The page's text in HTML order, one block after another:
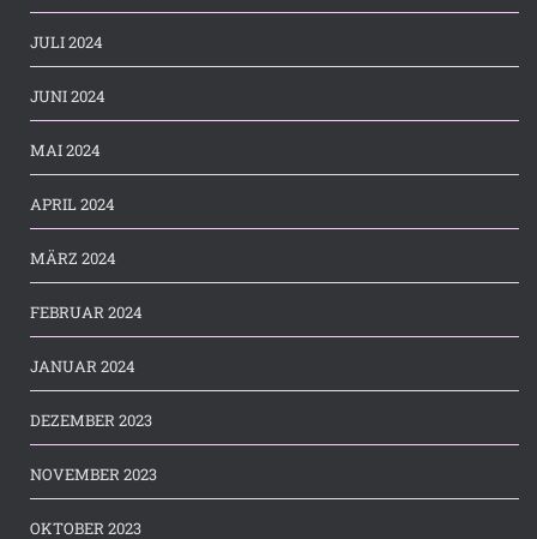
JULI 2024
JUNI 2024
MAI 2024
APRIL 2024
MÄRZ 2024
FEBRUAR 2024
JANUAR 2024
DEZEMBER 2023
NOVEMBER 2023
OKTOBER 2023